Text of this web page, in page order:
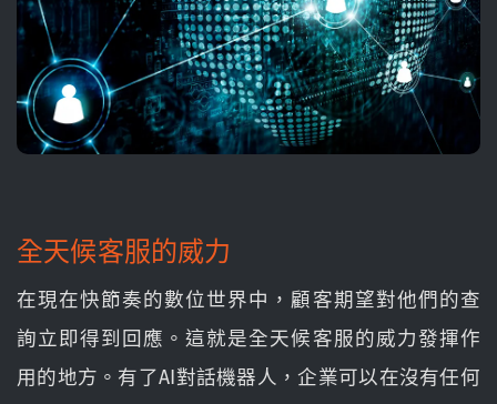
全天候客服的威力
在現在快節奏的數位世界中，顧客期望對他們的查
詢立即得到回應。這就是全天候客服的威力發揮作
用的地方。有了AI對話機器人，企業可以在沒有任何